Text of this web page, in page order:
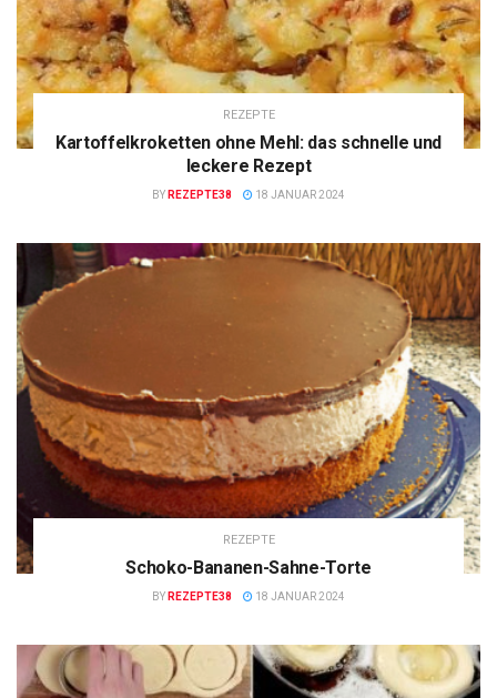
REZEPTE
Kartoffelkroketten ohne Mehl: das schnelle und
leckere Rezept
BY REZEPTE38 18 JANUAR 2024
REZEPTE
Schoko-Bananen-Sahne-Torte
BY REZEPTE38 18 JANUAR 2024